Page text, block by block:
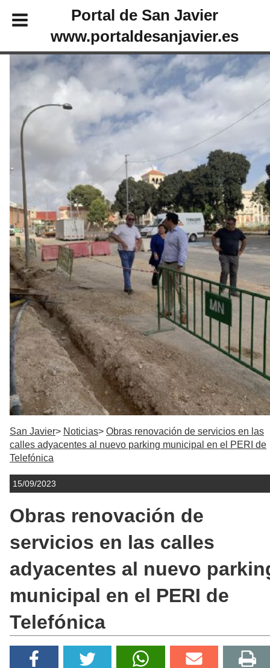
Portal de San Javier
www.portaldesanjavier.es
San Javier Noticias
Obras renovación de servicios en las
calles adyacentes al nuevo parking municipal en el PERI de
Telefónica
15/09/2023
Obras renovación de
servicios en las calles
adyacentes al nuevo
municipal en el PERI de
Telefónica